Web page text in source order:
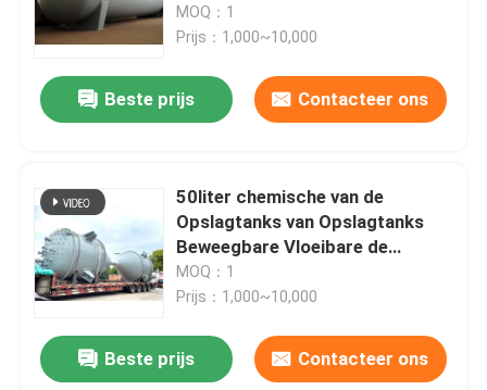
Vloeibare Opslag 100-5000L
MOQ：1
Prijs：1,000~10,000
Beste prijs Contacteer ons
50liter chemische van de
Opslagtanks van Opslagtanks
Beweegbare Vloeibare de
Corrosiebescherming
MOQ：1
Prijs：1,000~10,000
Beste prijs Contacteer ons